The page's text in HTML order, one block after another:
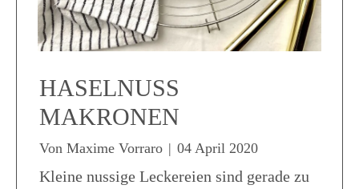
HASELNUSS
MAKRONEN
Von Maxime Vorraro | 04 April 2020
Kleine nussige Leckereien sind gerade zu